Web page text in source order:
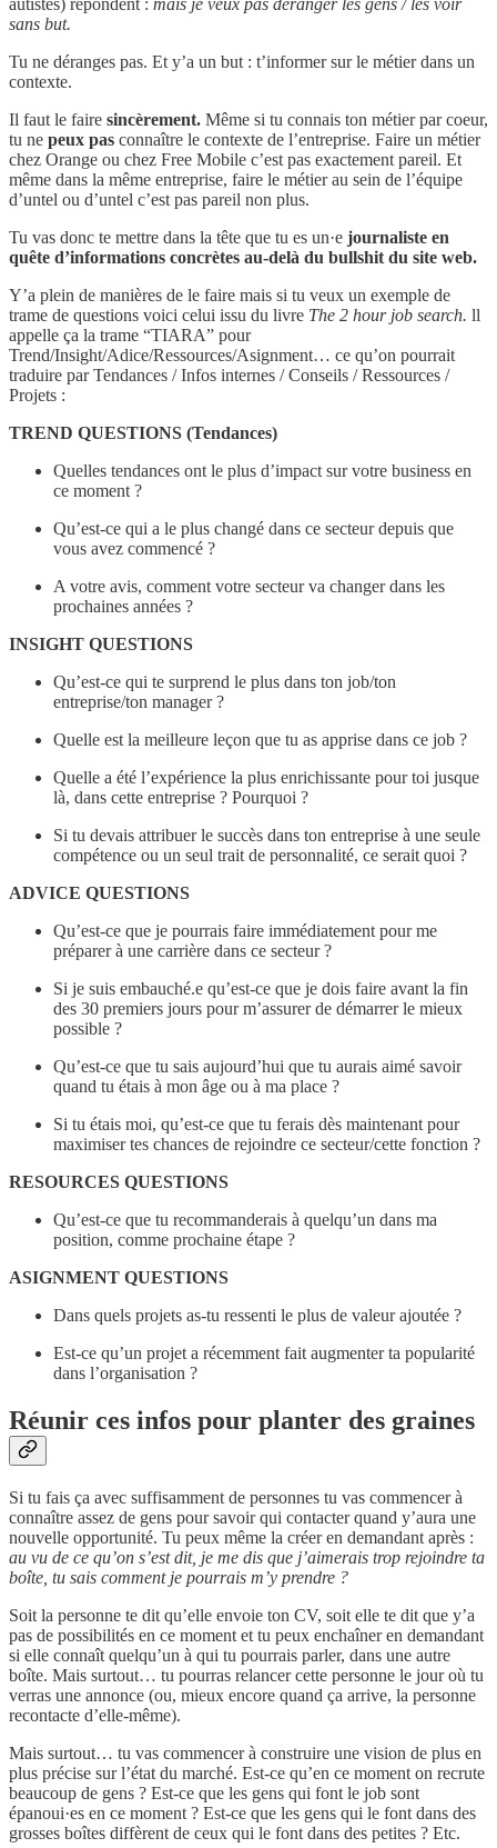
autistes) répondent : mais je veux pas déranger les gens / les voir
sans but.
Tu ne déranges pas. Et y’a un but : t’informer sur le métier dans un
contexte.
Il faut le faire sincèrement. Même si tu connais ton métier par coeur,
tu ne peux pas connaître le contexte de l’entreprise. Faire un métier
chez Orange ou chez Free Mobile c’est pas exactement pareil. Et
même dans la même entreprise, faire le métier au sein de l’équipe
d’untel ou d’untel c’est pas pareil non plus.
Tu vas donc te mettre dans la tête que tu es un·e journaliste en
quête d’informations concrètes au-delà du bullshit du site web.
Y’a plein de manières de le faire mais si tu veux un exemple de
trame de questions voici celui issu du livre The 2 hour job search. ll
appelle ça la trame “TIARA” pour
Trend/Insight/Adice/Ressources/Asignment… ce qu’on pourrait
traduire par Tendances / Infos internes / Conseils / Ressources /
Projets :
TREND QUESTIONS (Tendances)
Quelles tendances ont le plus d’impact sur votre business en
ce moment ?
Qu’est-ce qui a le plus changé dans ce secteur depuis que
vous avez commencé ?
A votre avis, comment votre secteur va changer dans les
prochaines années ?
INSIGHT QUESTIONS
Qu’est-ce qui te surprend le plus dans ton job/ton
entreprise/ton manager ?
Quelle est la meilleure leçon que tu as apprise dans ce job ?
Quelle a été l’expérience la plus enrichissante pour toi jusque
là, dans cette entreprise ? Pourquoi ?
Si tu devais attribuer le succès dans ton entreprise à une seule
compétence ou un seul trait de personnalité, ce serait quoi ?
ADVICE QUESTIONS
Qu’est-ce que je pourrais faire immédiatement pour me
préparer à une carrière dans ce secteur ?
Si je suis embauché.e qu’est-ce que je dois faire avant la fin
des 30 premiers jours pour m’assurer de démarrer le mieux
possible ?
Qu’est-ce que tu sais aujourd’hui que tu aurais aimé savoir
quand tu étais à mon âge ou à ma place ?
Si tu étais moi, qu’est-ce que tu ferais dès maintenant pour
maximiser tes chances de rejoindre ce secteur/cette fonction ?
RESOURCES QUESTIONS
Qu’est-ce que tu recommanderais à quelqu’un dans ma
position, comme prochaine étape ?
ASIGNMENT QUESTIONS
Dans quels projets as-tu ressenti le plus de valeur ajoutée ?
Est-ce qu’un projet a récemment fait augmenter ta popularité
dans l’organisation ?
Réunir ces infos pour planter des graines
Si tu fais ça avec suffisamment de personnes tu vas commencer à
connaître assez de gens pour savoir qui contacter quand y’aura une
nouvelle opportunité. Tu peux même la créer en demandant après :
au vu de ce qu’on s’est dit, je me dis que j’aimerais trop rejoindre ta
boîte, tu sais comment je pourrais m’y prendre ?
Soit la personne te dit qu’elle envoie ton CV, soit elle te dit que y’a
pas de possibilités en ce moment et tu peux enchaîner en demandant
si elle connaît quelqu’un à qui tu pourrais parler, dans une autre
boîte. Mais surtout… tu pourras relancer cette personne le jour où tu
verras une annonce (ou, mieux encore quand ça arrive, la personne
recontacte d’elle-même).
Mais surtout… tu vas commencer à construire une vision de plus en
plus précise sur l’état du marché. Est-ce qu’en ce moment on recrute
beaucoup de gens ? Est-ce que les gens qui font le job sont
épanoui·es en ce moment ? Est-ce que les gens qui le font dans des
grosses boîtes diffèrent de ceux qui le font dans des petites ? Etc.